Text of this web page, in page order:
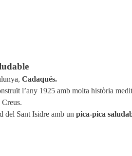
Cadaqués.
l’any 1925 amb molta història
del Sant Isidre amb un pica-pica